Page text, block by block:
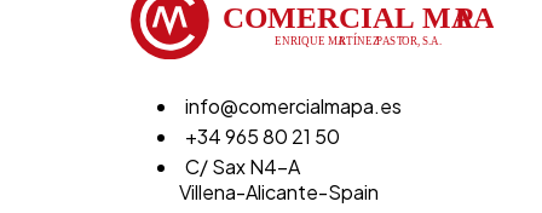
info@comercialmapa.es
+34 965 80 21 50
C/ Sax N4-A
Villena-Alicante-Spain